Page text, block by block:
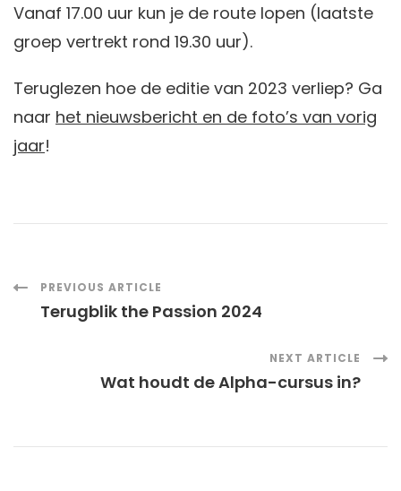
Vanaf 17.00 uur kun je de route lopen (laatste
groep vertrekt rond 19.30 uur).
Teruglezen hoe de editie van 2023 verliep? Ga
naar het nieuwsbericht en de foto’s van vorig
jaar!
Post
PREVIOUS ARTICLE
Terugblik the Passion 2024
NEXT ARTICLE
Wat houdt de Alpha-cursus in?